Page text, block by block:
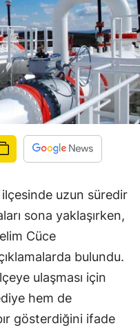
ilçesinde uzun süredir
sona yaklaşırken,
Cüce
bulundu.
ulaşması için
hem de
gösterdiğini ifade